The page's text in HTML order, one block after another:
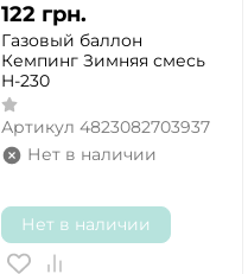
122 грн.
Газовый баллон
Кемпинг Зимняя смесь
H-230
Артикул 4823082703937
Нет в наличии
Нет в наличии